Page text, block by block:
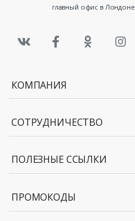
главный офис в Лондоне
КОМПАНИЯ
СОТРУДНИЧЕСТВО
ПОЛЕЗНЫЕ ССЫЛКИ
ПРОМОКОДЫ